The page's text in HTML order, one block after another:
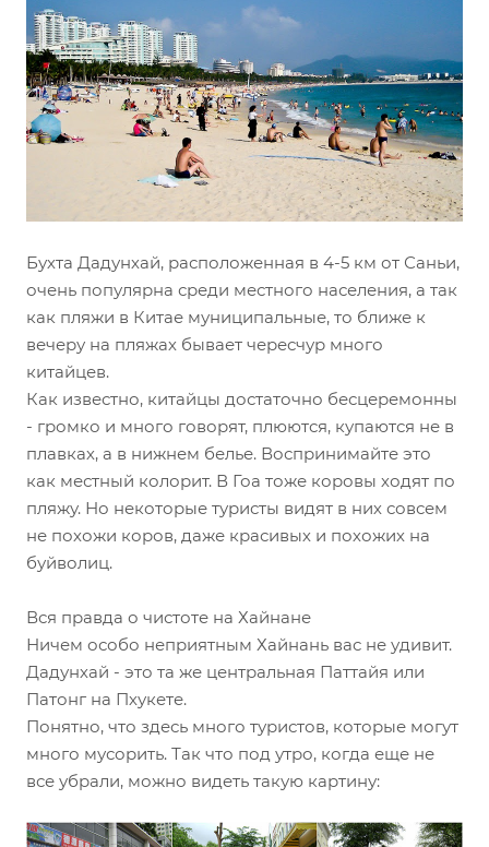
Бухта Дадунхай, расположенная в 4-5 км от Саньи,
очень популярна среди местного населения, а так
как пляжи в Китае муниципальные, то ближе к
вечеру на пляжах бывает чересчур много
китайцев.
Как известно, китайцы достаточно бесцеремонны
- громко и много говорят, плюются, купаются не в
плавках, а в нижнем белье. Воспринимайте это
как местный колорит. В Гоа тоже коровы ходят по
пляжу. Но некоторые туристы видят в них совсем
не похожи коров, даже красивых и похожих на
буйволиц.
Вся правда о чистоте на Хайнане
Ничем особо неприятным Хайнань вас не удивит.
Дадунхай - это та же центральная Паттайя или
Патонг на Пхукете.
Понятно, что здесь много туристов, которые могут
много мусорить. Так что под утро, когда еще не
все убрали, можно видеть такую картину: